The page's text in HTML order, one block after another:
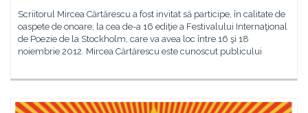
Scriitorul Mircea Cărtărescu a fost invitat să participe, în calitate de
oaspete de onoare, la cea de-a 16 ediţie a Festivalului Internaţional
de Poezie de la Stockholm, care va avea loc între 16 şi 18
noiembrie 2012. Mircea Cărtărescu este cunoscut publicului